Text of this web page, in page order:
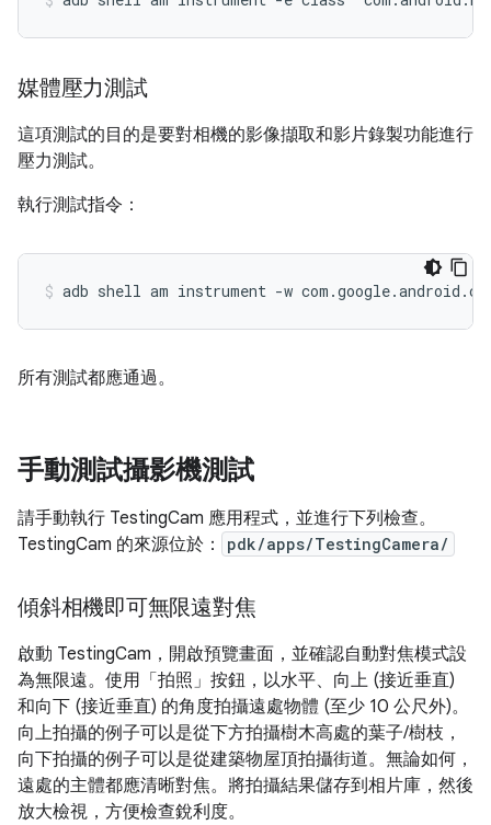
媒體壓力測試
這項測試的目的是要對相機的影像擷取和影片錄製功能進行
壓力測試。
執行測試指令：
所有測試都應通過。
手動測試攝影機測試
請手動執行 TestingCam 應用程式，並進行下列檢查。
TestingCam 的來源位於：
pdk/apps/TestingCamera/
傾斜相機即可無限遠對焦
啟動 TestingCam，開啟預覽畫面，並確認自動對焦模式設
為無限遠。使用「拍照」 按鈕，以水平、向上 (接近垂直)
和向下 (接近垂直) 的角度拍攝遠處物體 (至少 10 公尺外)。
向上拍攝的例子可以是從下方拍攝樹木高處的葉子/樹枝，
向下拍攝的例子可以是從建築物屋頂拍攝街道。無論如何，
遠處的主體都應清晰對焦。將拍攝結果儲存到相片庫，然後
放大檢視，方便檢查銳利度。